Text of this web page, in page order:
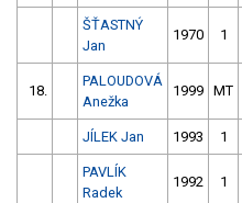
ŠŤASTNÝ
Jan
1970 1
18.
PALOUDOVÁ
Anežka
1999 MT
JÍLEK Jan 1993 1
PAVLÍK
Radek
1992 1